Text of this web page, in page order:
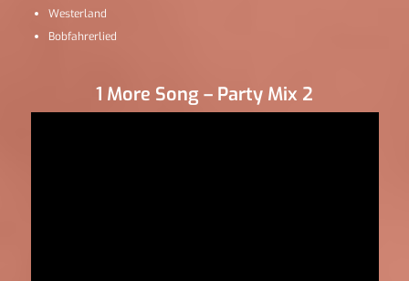
Westerland
Bobfahrerlied
1 More Song – Party Mix 2